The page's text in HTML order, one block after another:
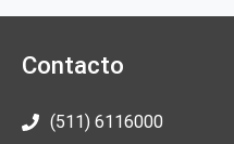
Contacto
(511) 6116000